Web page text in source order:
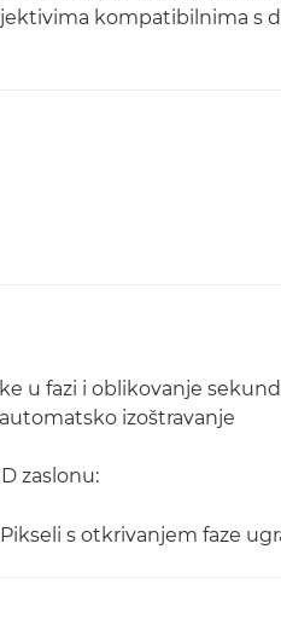
kompatibilnima s
u fazi i oblikovanje
izoštravanje
zaslonu:
Pikseli s otkrivanjem faze